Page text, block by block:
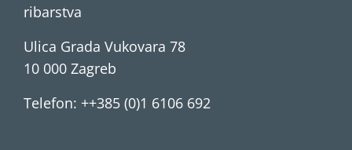
ribarstva
Ulica Grada Vukovara 78
10 000 Zagreb
Telefon: ++385 (0)1 6106 692